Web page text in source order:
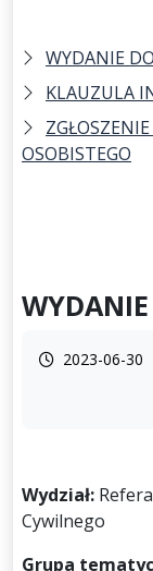
WYDANIE
KLAUZULA
OSOBISTEGO
2023-06-30
Wydział:
Cywilnego
Grupa